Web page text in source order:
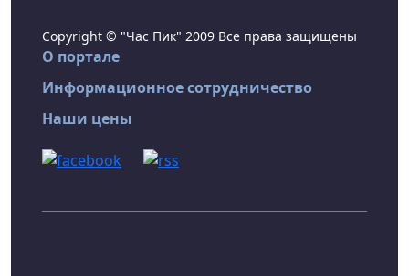
Copyright © "Час Пик" 2009 Все права защищены
О портале
Информационное сотрудничество
Наши цены